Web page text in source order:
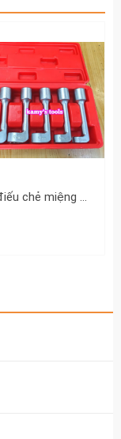
Bộ cần điếu chẻ miệng mở ống xăng dầu thủy lực 12mm 14mm 16mm 17mm 18mm 19mm